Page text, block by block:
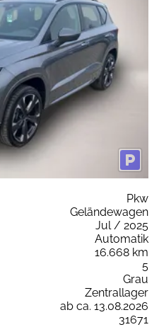
Pkw
Geländewagen
Jul / 2025
Automatik
16.668 km
5
Grau
Zentrallager
ab ca. 13.08.2026
31671